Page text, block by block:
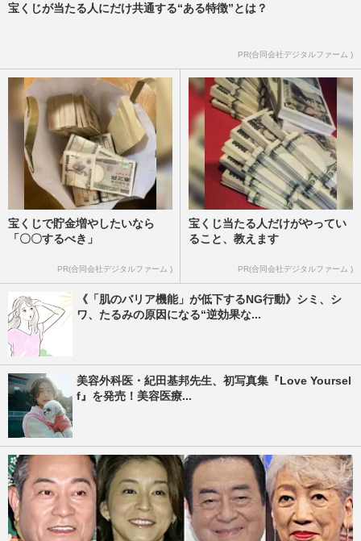
宝くじが当たる人にだけ共通する“ある特徴”とは？
PR(合同会社デジタルファーム )
宝くじで貯金増やしたいなら
「〇〇するべき」
PR(合同会社デジタルファーム )
宝くじ当たる人だけがやってい
ること、教えます
PR(合同会社デジタルファーム )
《「肌のバリア機能」が低下するNG行動》シミ、シ
ワ、たるみの原因になる“逆効果な...
美容外科医・紀田基邦先生、初写真集『Love Yoursel
f』を発売！美容医療...